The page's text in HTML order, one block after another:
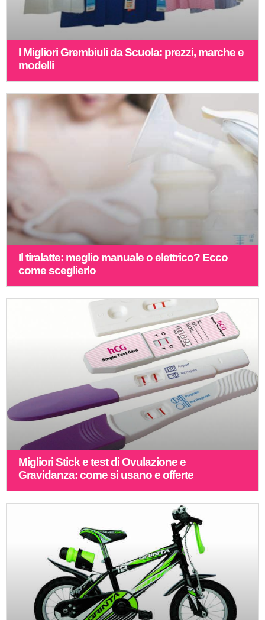
I Migliori Grembiuli da Scuola: prezzi, marche e
modelli
Il tiralatte: meglio manuale o elettrico? Ecco
come sceglierlo
Migliori Stick e test di Ovulazione e
Gravidanza: come si usano e offerte